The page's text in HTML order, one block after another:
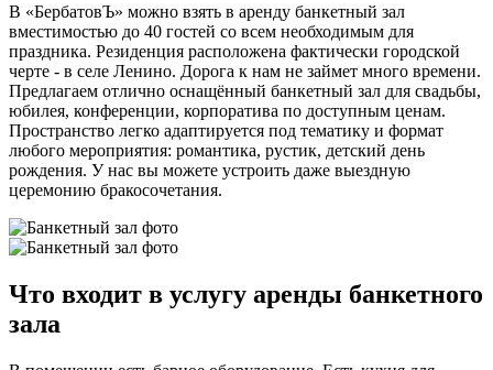
В «БербатовЪ» можно взять в аренду банкетный зал
вместимостью до 40 гостей со всем необходимым для
праздника. Резиденция расположена фактически городской
черте - в селе Ленино. Дорога к нам не займет много времени.
Предлагаем отлично оснащённый банкетный зал для свадьбы,
юбилея, конференции, корпоратива по доступным ценам.
Пространство легко адаптируется под тематику и формат
любого мероприятия: романтика, рустик, детский день
рождения. У нас вы можете устроить даже выездную
церемонию бракосочетания.
Что входит в услугу аренды банкетного
зала